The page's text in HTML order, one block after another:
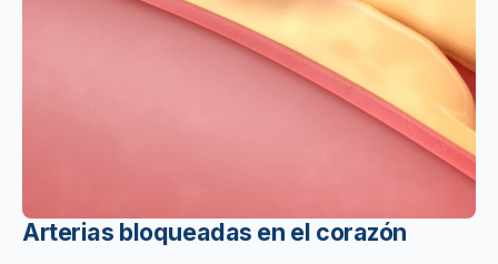
Arterias bloqueadas en el corazón